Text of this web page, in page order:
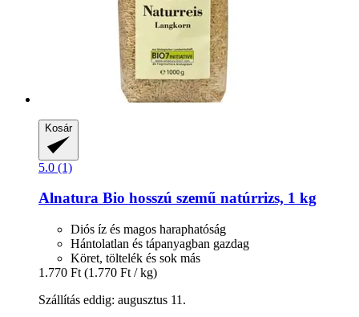
Kosár
5.0 (1)
Alnatura Bio hosszú szemű natúrrizs, 1 kg
Diós íz és magos haraphatóság
Hántolatlan és tápanyagban gazdag
Köret, töltelék és sok más
1.770 Ft (1.770 Ft / kg)
Szállítás eddig: augusztus 11.